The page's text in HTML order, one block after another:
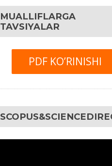
MUALLIFLARGA
TAVSIYALAR
PDF KO’RINISHI